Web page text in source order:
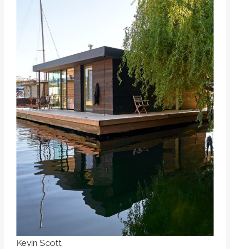
Kevin Scott